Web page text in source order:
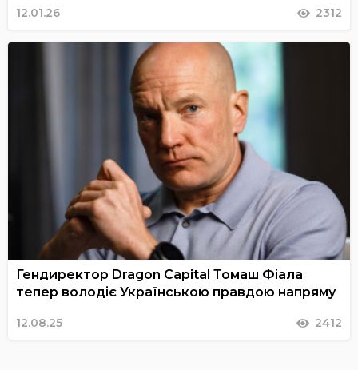
12.01.26 2312
Гендиректор Dragon Capital Томаш Фіала
тепер володіє Українською правдою напряму
12.08.25 2412